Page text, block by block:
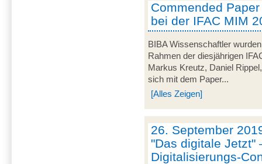
Commended
bei der IFAC MIM
BIBA Wissenschaftler
Rahmen der diesjährigen
Markus Kreutz, Daniel
sich mit dem Paper...
[Alles Zeigen]
26. September
"Das digitale Jetzt"
Digitalisierungs-